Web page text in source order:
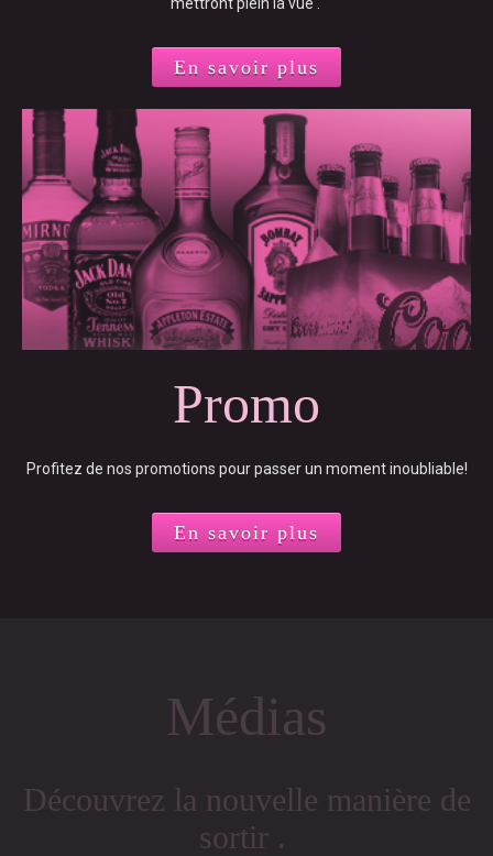
En savoir plus
Promo
Profitez de nos promotions pour passer un moment inoubliable!
En savoir plus
Médias
Découvrez la nouvelle manière de
sortir .